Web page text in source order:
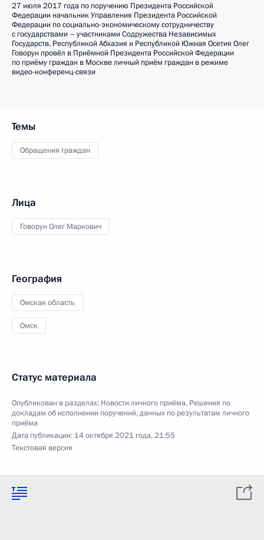
27 июля 2017 года по поручению Президента Российской
Федерации начальник Управления Президента Российской
Федерации по социально-экономическому сотрудничеству
с государствами – участниками Содружества Независимых
Государств, Республикой Абхазия и Республикой Южная Осетия Олег
Говорун провёл в Приёмной Президента Российской Федерации
по приёму граждан в Москве личный приём граждан в режиме
видео-конференц-связи
Темы
Обращения граждан
Лица
Говорун Олег Маркович
География
Омская область
Омск
Статус материала
Опубликован в разделах: Новости личного приёма, Решения по
докладам об исполнении поручений, данных по результатам личного
приёма
Дата публикации: 14 октября 2021 года, 21:55
Текстовая версия